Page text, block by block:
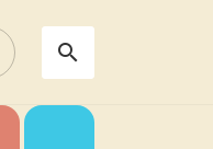
search
search